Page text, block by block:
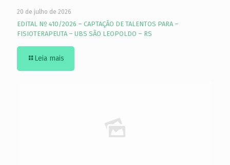
20 de julho de 2026
EDITAL Nº 410/2026 – CAPTAÇÃO DE TALENTOS PARA –
FISIOTERAPEUTA – UBS SÃO LEOPOLDO – RS
Leia mais